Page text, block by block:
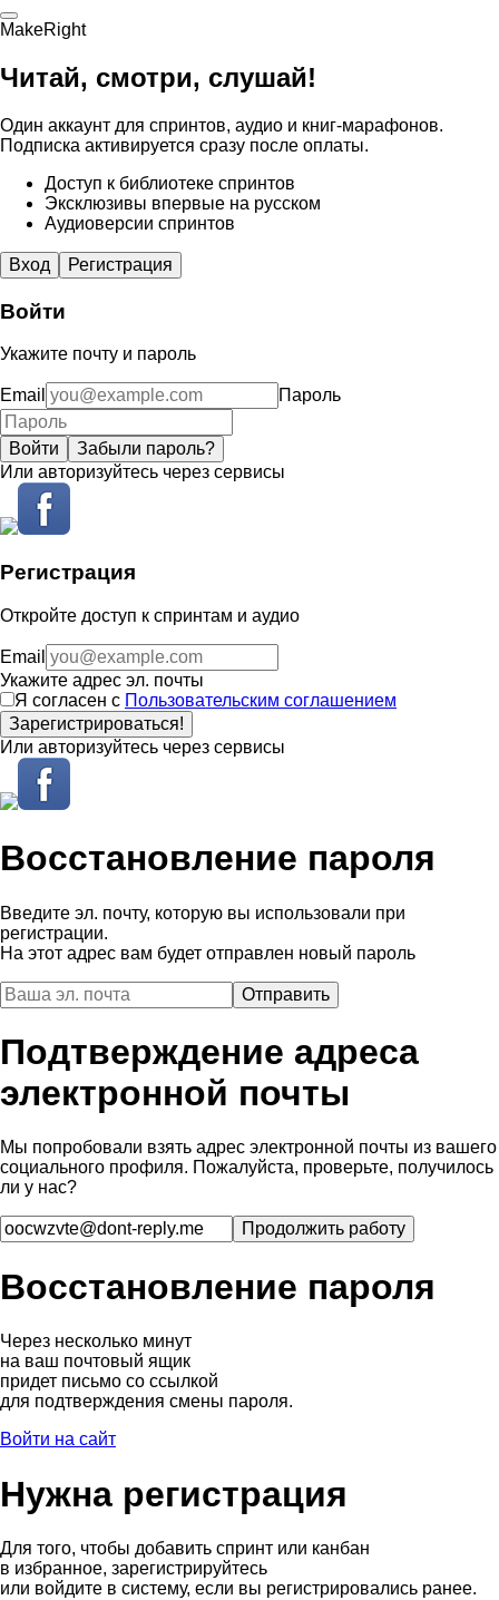
MakeRight
Читай, смотри, слушай!
Один аккаунт для спринтов, аудио и книг-марафонов.
Подписка активируется сразу после оплаты.
Доступ к библиотеке спринтов
Эксклюзивы впервые на русском
Аудиоверсии спринтов
Вход Регистрация
Войти
Укажите почту и пароль
Email Пароль
Войти
Забыли пароль?
Или авторизуйтесь через сервисы
Регистрация
Откройте доступ к спринтам и аудио
Email
Укажите адрес эл. почты
Я согласен с Пользовательским соглашением
Зарегистрироваться!
Или авторизуйтесь через сервисы
Восстановление пароля
Введите эл. почту, которую вы использовали при
регистрации.
На этот адрес вам будет отправлен новый пароль
Подтверждение адреса
электронной почты
Мы попробовали взять адрес электронной почты из вашего
социального профиля. Пожалуйста, проверьте, получилось
ли у нас?
Восстановление пароля
Через несколько минут
на ваш почтовый ящик
придет письмо со ссылкой
для подтверждения смены пароля.
Войти на сайт
Нужна регистрация
Для того, чтобы добавить спринт или канбан
в избранное, зарегистрируйтесь
или войдите в систему, если вы регистрировались ранее.